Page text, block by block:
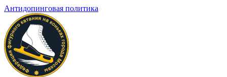
Антидопинговая политика